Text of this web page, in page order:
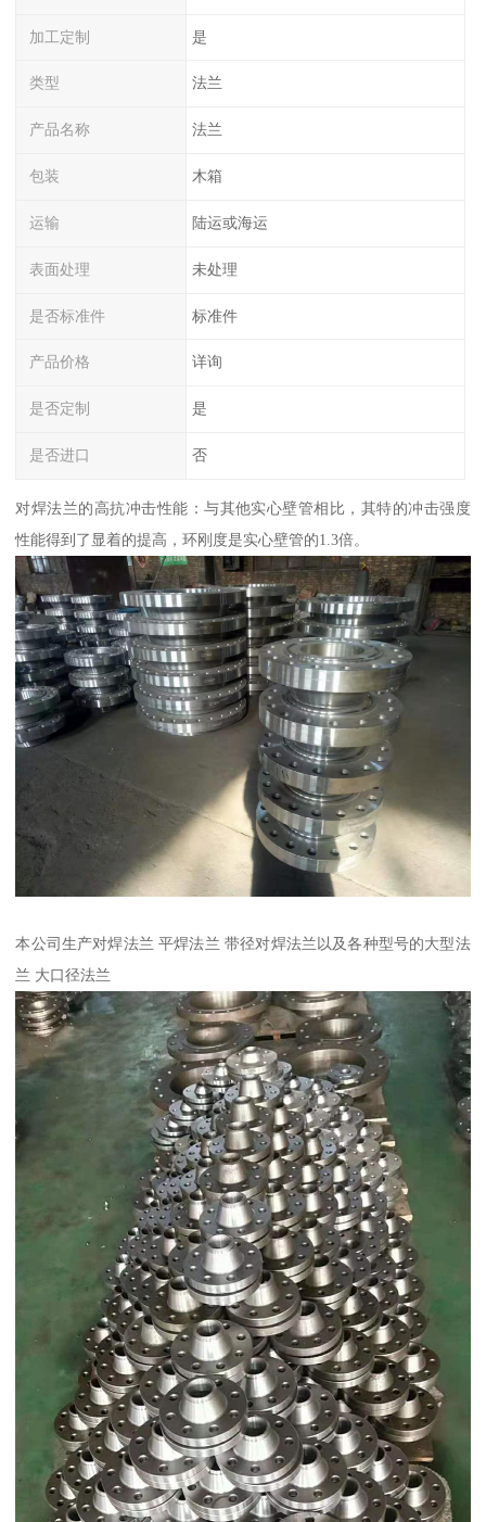
加工定制 是
类型 法兰
产品名称 法兰
包装 木箱
运输 陆运或海运
表面处理 未处理
是否标准件 标准件
产品价格 详询
是否定制 是
是否进口 否
对焊法兰的高抗冲击性能：与其他实心壁管相比，其特的冲击强度
性能得到了显着的提高，环刚度是实心壁管的1.3倍。
本公司生产对焊法兰 平焊法兰 带径对焊法兰以及各种型号的大型法
兰 大口径法兰